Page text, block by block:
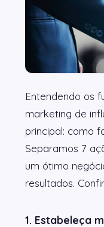
Entendendo os
marketing de
principal: como
Separamos 7
um ótimo
resultados.
1. Estabeleça